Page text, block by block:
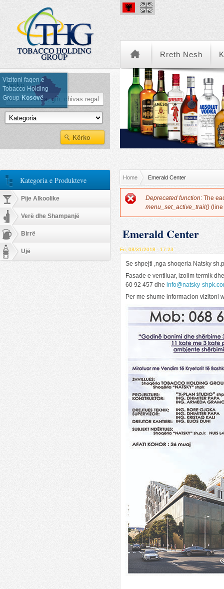
Vizitoni faqen e
Tobacco Holding
Group-Kosovë
Rreth Nesh
Kërko
Kategoria e Produkteve
You are here
Home Emerald Center
Error message
Deprecated function: The
menu_set_active_trail() (line
Emerald Center
Fri, 08/31/2018 - 17:23
Se shpejti ,nga shoqeria Natsky
Fasade e ventiluar, izolim termik
60 92 457 dhe info@natsky-
Per me shume informacion vizitoni
Kategoria e Produkteve
Pije Alkoolike
Verë dhe Shampanjë
Birrë
Ujë